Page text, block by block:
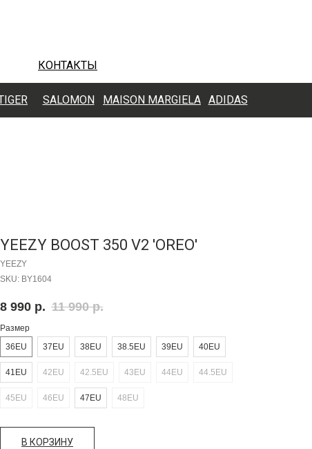
КОНТАКТЫ
MAISON MARGIELA
SALOMON ADIDAS
YEEZY BOOST 350 V2 'OREO'
YEEZY
SKU: BY1604
8 990 р. 11 990 р.
Размер
36EU
37EU 38EU 38.5EU 39EU 40EU
41EU 42EU 42.5EU 43EU 44EU 44.5EU
45EU 46EU 47EU 48EU
В КОРЗИНУ